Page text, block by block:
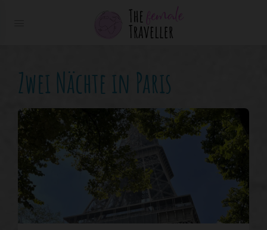
Zwei Nächte in Paris